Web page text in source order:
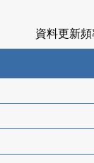
資料更新